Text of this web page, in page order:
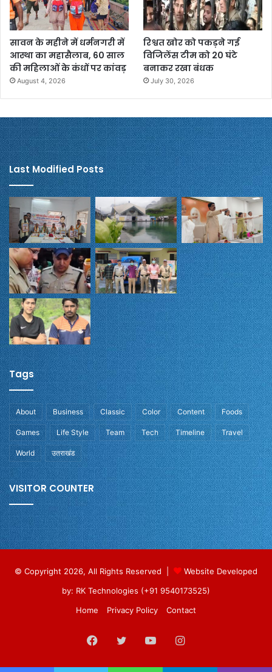
सावन के महीने में धर्मनगरी में
आस्था का महासैलाब, 60 साल
की महिलाओं के कंधों पर कांवड़
August 4, 2026
रिश्वत खोर को पकड़ने गई
विजिलेंस टीम को 20 घंटे
बनाकर रखा बंधक
July 30, 2026
Last Modified Posts
Tags
About Business Classic Color Content Foods
Games Life Style Team Tech Timeline Travel
World उतराखंड
VISITOR COUNTER
© Copyright 2026, All Rights Reserved |
Website Developed
by: RK Technologies (+91 9540173525)
Home
Privacy Policy Contact
Facebook
TwitterYouTubeInstagram